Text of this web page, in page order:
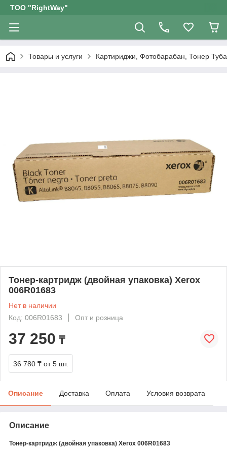
ТОО "RightWay"
Товары и услуги Картириджи, Фотобарабан, Тонер Туба
Тонер-картридж (двойная упаковка) Xerox
006R01683
Нет в наличии
Код: 006R01683
Опт и розница
37 250 ₸
36 780 ₸ от 5 шт.
Описание Доставка Оплата Условия возврата
Описание
Тонер-картридж (двойная упаковка) Xerox 006R01683